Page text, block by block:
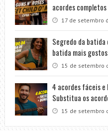
acordes completos
17 de setembro
Segredo da batida
batida mais
15 de setembro
4 acordes fáceis e
Substitua os
15 de setembro